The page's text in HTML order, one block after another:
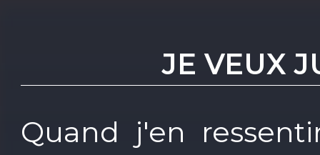
JE VEUX
Quand j'en